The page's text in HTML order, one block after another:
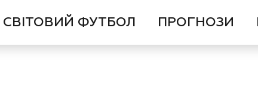
СВІТОВИЙ ФУТБОЛ ПРОГНОЗИ